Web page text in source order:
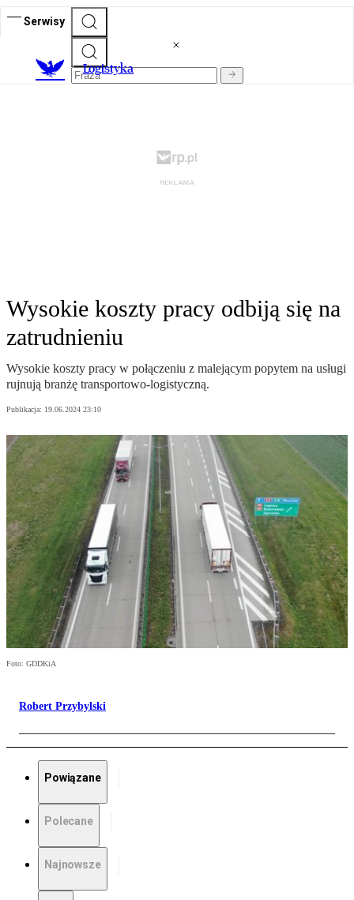
Serwisy
Logistyka
Wysokie koszty pracy odbiją się na
zatrudnieniu
Wysokie koszty pracy w połączeniu z malejącym popytem na usługi
rujnują branżę transportowo-logistyczną.
Publikacja: 19.06.2024 23:10
Foto: GDDKiA
Robert Przybylski
Powiązane
Polecane
Najnowsze